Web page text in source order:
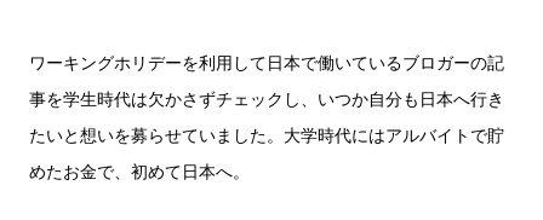
ワーキングホリデーを利用して日本で働いているブロガーの記
事を学生時代は欠かさずチェックし、いつか自分も日本へ行き
たいと想いを募らせていました。大学時代にはアルバイトで貯
めたお金で、初めて日本へ。